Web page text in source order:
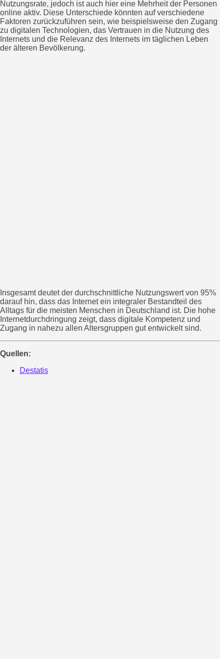
Nutzungsrate, jedoch ist auch hier eine Mehrheit der Personen
online aktiv. Diese Unterschiede könnten auf verschiedene
Faktoren zurückzuführen sein, wie beispielsweise den Zugang
zu digitalen Technologien, das Vertrauen in die Nutzung des
Internets und die Relevanz des Internets im täglichen Leben
der älteren Bevölkerung.
Insgesamt deutet der durchschnittliche Nutzungswert von 95%
darauf hin, dass das Internet ein integraler Bestandteil des
Alltags für die meisten Menschen in Deutschland ist. Die hohe
Internetdurchdringung zeigt, dass digitale Kompetenz und
Zugang in nahezu allen Altersgruppen gut entwickelt sind.
Quellen:
Destatis